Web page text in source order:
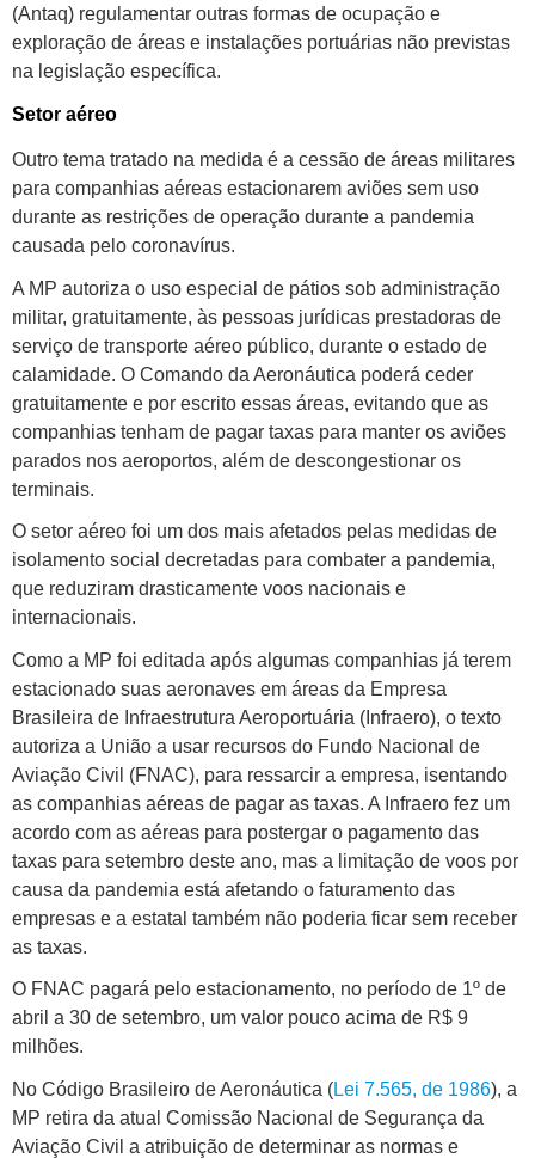
(Antaq) regulamentar outras formas de ocupação e
exploração de áreas e instalações portuárias não previstas
na legislação específica.
Setor aéreo
Outro tema tratado na medida é a cessão de áreas militares
para companhias aéreas estacionarem aviões sem uso
durante as restrições de operação durante a pandemia
causada pelo coronavírus.
A MP autoriza o uso especial de pátios sob administração
militar, gratuitamente, às pessoas jurídicas prestadoras de
serviço de transporte aéreo público, durante o estado de
calamidade. O Comando da Aeronáutica poderá ceder
gratuitamente e por escrito essas áreas, evitando que as
companhias tenham de pagar taxas para manter os aviões
parados nos aeroportos, além de descongestionar os
terminais.
O setor aéreo foi um dos mais afetados pelas medidas de
isolamento social decretadas para combater a pandemia,
que reduziram drasticamente voos nacionais e
internacionais.
Como a MP foi editada após algumas companhias já terem
estacionado suas aeronaves em áreas da Empresa
Brasileira de Infraestrutura Aeroportuária (Infraero), o texto
autoriza a União a usar recursos do Fundo Nacional de
Aviação Civil (FNAC), para ressarcir a empresa, isentando
as companhias aéreas de pagar as taxas. A Infraero fez um
acordo com as aéreas para postergar o pagamento das
taxas para setembro deste ano, mas a limitação de voos por
causa da pandemia está afetando o faturamento das
empresas e a estatal também não poderia ficar sem receber
as taxas.
O FNAC pagará pelo estacionamento, no período de 1º de
abril a 30 de setembro, um valor pouco acima de R$ 9
milhões.
No Código Brasileiro de Aeronáutica (Lei 7.565, de 1986), a
MP retira da atual Comissão Nacional de Segurança da
Aviação Civil a atribuição de determinar as normas e